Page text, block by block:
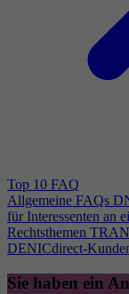
Top 10 FAQ
Allgemeine FAQs
für Interessenten an
Rechtsthemen
DENICdirect-
Sie haben ein